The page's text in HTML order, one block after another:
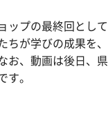
ップの最終回として
ちが学びの成果を
お、動画は後日、
。